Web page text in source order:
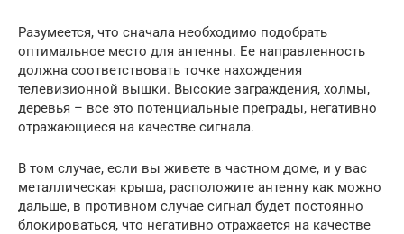
Разумеется, что сначала необходимо подобрать
оптимальное место для антенны. Ее направленность
должна соответствовать точке нахождения
телевизионной вышки. Высокие заграждения, холмы,
деревья – все это потенциальные преграды, негативно
отражающиеся на качестве сигнала.
В том случае, если вы живете в частном доме, и у вас
металлическая крыша, расположите антенну как можно
дальше, в противном случае сигнал будет постоянно
блокироваться, что негативно отражается на качестве